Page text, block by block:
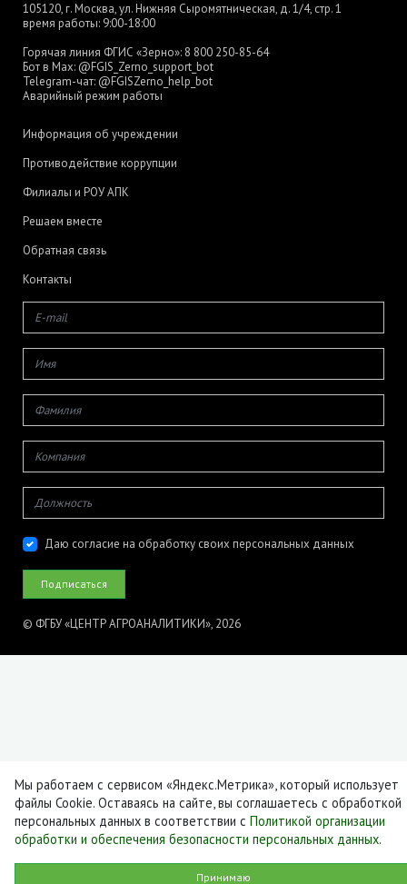
105120, г. Москва, ул. Нижняя Сыромятническая, д. 1/4, стр. 1
время работы: 9:00-18:00
Горячая линия ФГИС «Зерно»: 8 800 250-85-64
Бот в Max: @FGIS_Zerno_support_bot
Telegram-чат: @FGISZerno_help_bot
Аварийный режим работы
Информация об учреждении
Противодействие коррупции
Филиалы и РОУ АПК
Решаем вместе
Обратная связь
Контакты
Даю согласие на обработку своих персональных данных
© ФГБУ «ЦЕНТР АГРОАНАЛИТИКИ», 2026
Мы работаем с сервисом «Яндекс.Метрика», который использует
файлы Cookie. Оставаясь на сайте, вы соглашаетесь с обработкой
персональных данных в соответствии с Политикой организации
обработки и обеспечения безопасности персональных данных.
Принимаю